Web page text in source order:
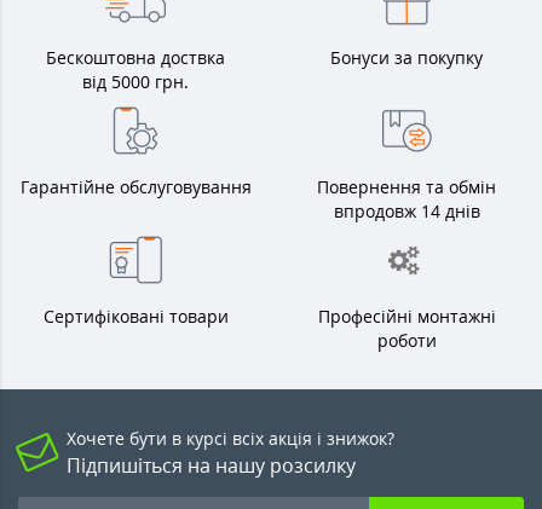
Бескоштовна доствка
від 5000 грн.
Бонуси за покупку
Гарантійне обслуговування
Повернення та обмін
впродовж 14 днів
Сертифіковані товари
Професійні монтажні
роботи
Хочете бути в курсі всіх акція і знижок?
Підпишіться на нашу розсилку